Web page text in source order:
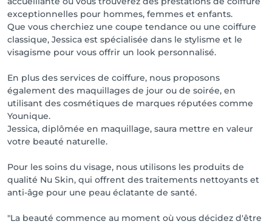
exceptionnelles pour hommes, femmes et enfants.
Que vous cherchiez une coupe tendance ou une coiffure
classique, Jessica est spécialisée dans le stylisme et le
visagisme pour vous offrir un look personnalisé.
En plus des services de coiffure, nous proposons
également des maquillages de jour ou de soirée, en
utilisant des cosmétiques de marques réputées comme
Younique.
Jessica, diplômée en maquillage, saura mettre en valeur
votre beauté naturelle.
Pour les soins du visage, nous utilisons les produits de
qualité Nu Skin, qui offrent des traitements nettoyants et
anti-âge pour une peau éclatante de santé.
"La beauté commence au moment où vous décidez d'être